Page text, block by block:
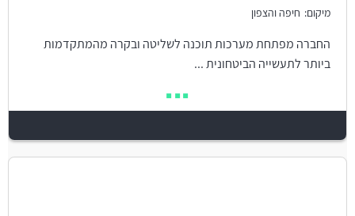
מיקום: חיפה והצפון
החברה מפתחת מערכות תוכנה לשליטה ובקרה מהמתקדמות
ביותר לתעשייה הביטחונית ...